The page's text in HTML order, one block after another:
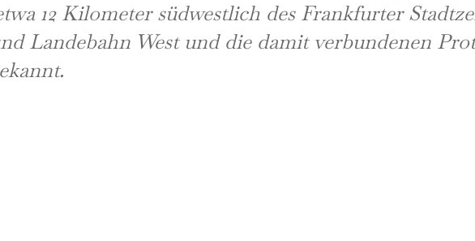
12 Kilometer südwestlich des Frankfurter
Landebahn West und die damit verbundenen